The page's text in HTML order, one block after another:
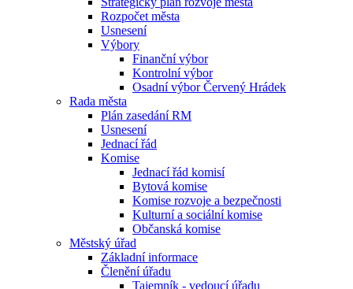
Rozpočet města
Usnesení
Výbory
Finanční výbor
Kontrolní výbor
Osadní výbor Červený Hrádek
Rada města
Plán zasedání RM
Usnesení
Jednací řád
Komise
Jednací řád komisí
Bytová komise
Komise rozvoje a bezpečnosti
Kulturní a sociální komise
Občanská komise
Městský úřad
Základní informace
Členění úřadu
Tajemník - vedoucí úřadu